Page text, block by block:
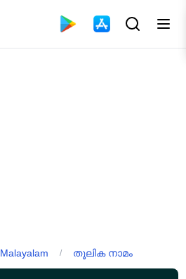
Malayalam / തൂലിക നാമം